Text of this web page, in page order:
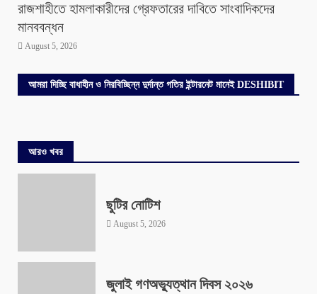
রাজশাহীতে হামলাকারীদের গ্রেফতারের দাবিতে সাংবাদিকদের
মানববন্ধন
August 5, 2026
আমরা দিচ্ছি বাধাহীন ও নিরবিচ্ছিন্ন দুর্দান্ত গতির ইন্টারনেট মানেই DESHIBIT
আরও খবর
ছুটির নোটিশ
August 5, 2026
জুলাই গণঅভ্যুত্থান দিবস ২০২৬